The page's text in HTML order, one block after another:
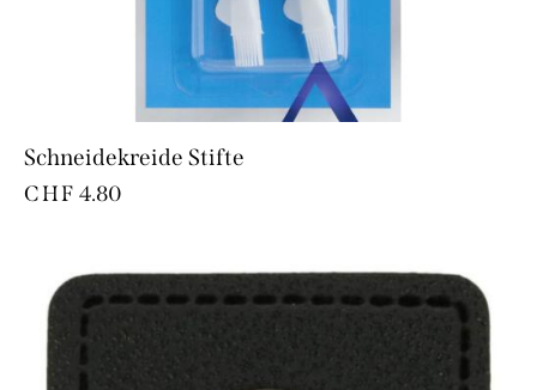
Schneidekreide Stifte
CHF 4.80